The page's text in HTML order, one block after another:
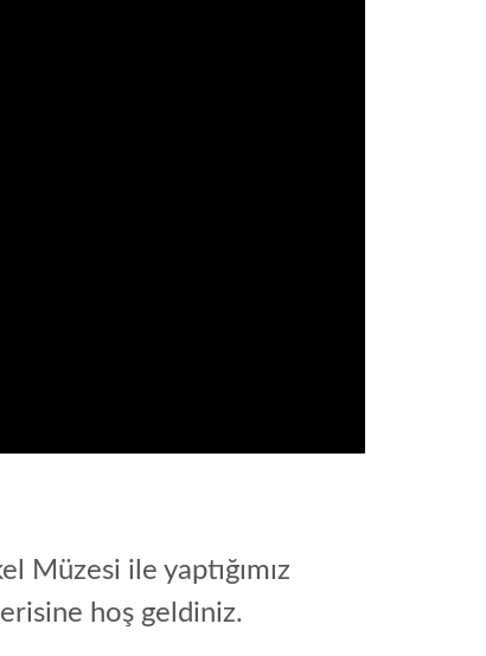
Müzesi ile yaptığımız
hoş geldiniz.